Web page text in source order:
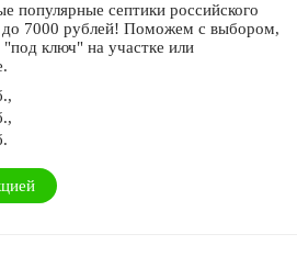
популярные септики российского
до 7000 рублей! Поможем с выбором,
ключ" на участке или